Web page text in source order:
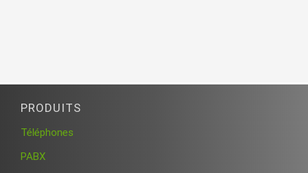
PRODUITS
Téléphones
PABX